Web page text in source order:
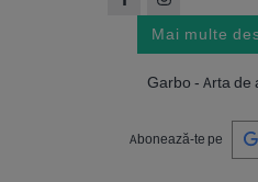
Mai multe
Garbo - Arta de
Abonează-te pe